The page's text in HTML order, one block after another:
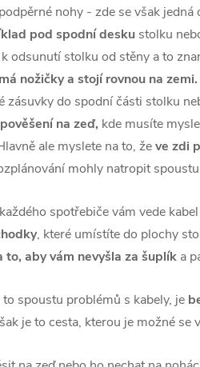
nohy - zde se však
pod spodní desku stolku
stolku od stěny a to
nožičky a stojí rovnou na zemi.
do spodní části stolku
na zeď, kde musíte
ale myslete na to, ževe zdi
mohly natropit
spotřebiče vám vede
, které umístíte do plochy
aby vám nevyšla za šuplík a
spoustu problémů s kabely, je
je to cesta, kterou je možné se